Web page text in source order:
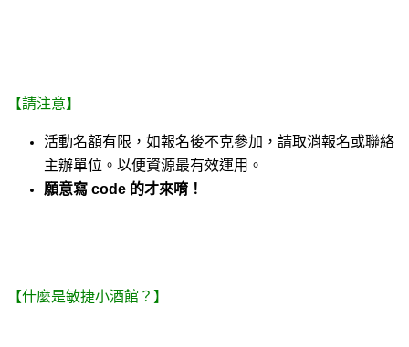
【請注意】
活動名額有限，如報名後不克參加，請取消報名或聯絡
主辦單位。以便資源最有效運用。
願意寫 code 的才來唷！
【什麼是敏捷小酒館？】